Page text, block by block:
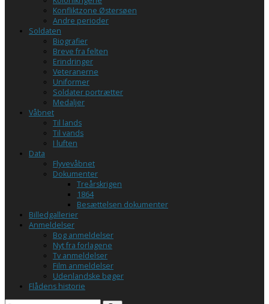
Konfliktzone Østersøen
Andre perioder
Soldaten
Biografier
Breve fra felten
Erindringer
Veteranerne
Uniformer
Soldater portrætter
Medaljer
Våbnet
Til lands
Til vands
I luften
Data
Flyvevåbnet
Dokumenter
Treårskrigen
1864
Besættelsen dokumenter
Billedgallerier
Anmeldelser
Bog anmeldelser
Nyt fra forlagene
Tv anmeldelser
Film anmeldelser
Udenlandske bøger
Flådens historie